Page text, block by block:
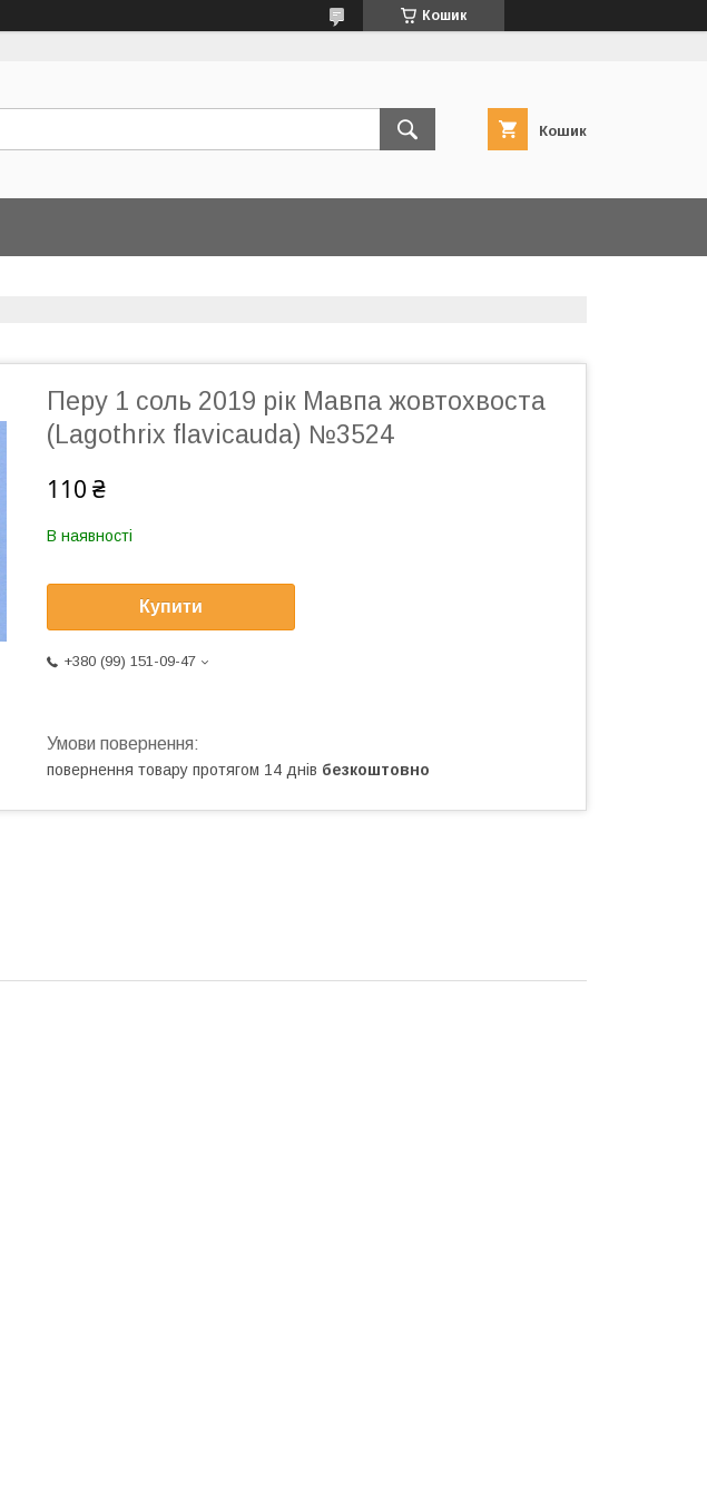
Кошик
Кошик
Перу 1 соль 2019 рік Мавпа жовтохвоста
(Lagothrix flavicauda) №3524
110 ₴
В наявності
Купити
+380 (99) 151-09-47
повернення товару протягом 14 днів безкоштовно